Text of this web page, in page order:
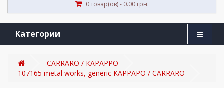
0 товар(ов) - 0.00 грн.
Категории
CARRARO / КАРАРРО
107165 metal works, generic КАРРАРО / CARRARO